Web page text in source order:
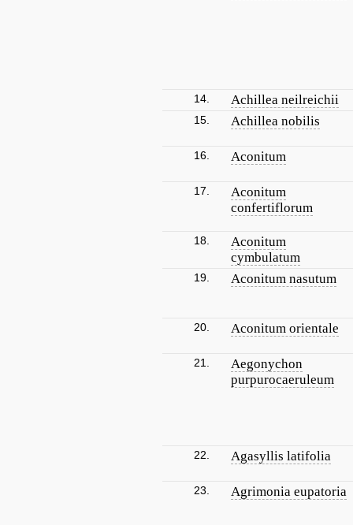
14. Achillea neilreichii
15. Achillea nobilis
16. Aconitum
17.
Aconitum
confertiflorum
18.
Aconitum
cymbulatum
19. Aconitum nasutum
20. Aconitum orientale
21.
Aegonychon
purpurocaeruleum
22. Agasyllis latifolia
23. Agrimonia eupatoria